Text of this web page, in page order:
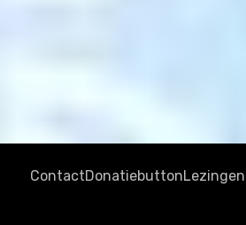
ContactDonatiebuttonLezingen